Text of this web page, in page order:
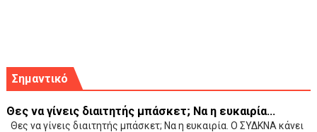
Σημαντικό
Θες να γίνεις διαιτητής μπάσκετ; Να η ευκαιρία...
Θες να γίνεις διαιτητής μπάσκετ; Να η ευκαιρία. Ο ΣΥΔΚΝΑ κάνει